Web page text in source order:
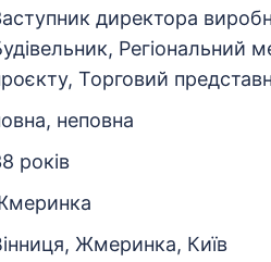
директора
Регіональний
Торговий
неповна
років
Жмеринка, Київ